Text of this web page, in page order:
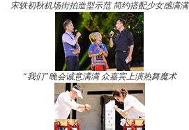
宋轶初秋机场街拍造型示范 简约搭配少女感满满
“我们”晚会诚意满满 众嘉宾上演热舞魔术